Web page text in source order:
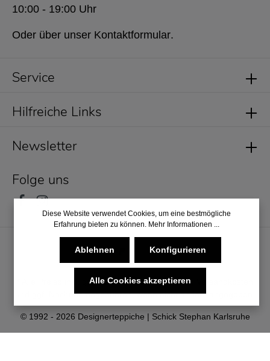
Service
Newsletter
Folge uns
10:00 - 19:00 Uhr
Oder über unser Kontaktformular.
Hilfreiche Links
© 1992 - 2026 Designerteppiche | Schick Stephan Karlsruhe
* Alle Preise inkl. gesetzl. Mehrwertsteuer zzgl.
und ggf. Nachnahmegebühren, wenn nicht anders angegeben.
Diese Website verwendet Cookies, um eine bestmögliche
Erfahrung bieten zu können. Mehr Informationen ...
Ablehnen Konfigurieren
Alle Cookies akzeptieren